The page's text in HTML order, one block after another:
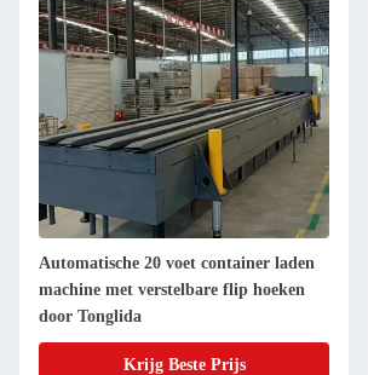
Automatische 20 voet container laden
machine met verstelbare flip hoeken
door Tonglida
Krijg Beste Prijs